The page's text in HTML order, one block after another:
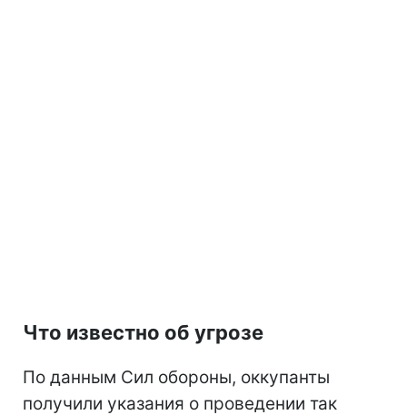
Что известно об угрозе
По данным Сил обороны, оккупанты
получили указания о проведении так